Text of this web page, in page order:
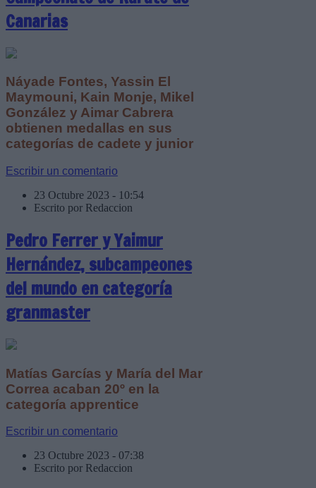
Canarias
Náyade Fontes, Yassin El
Maymouni, Kain Monje, Mikel
González y Aimar Cabrera
obtienen medallas en sus
categorías de cadete y junior
Escribir un comentario
23 Octubre 2023 - 10:54
Escrito por Redaccion
Pedro Ferrer y Yaimur
Hernández, subcampeones
del mundo en categoría
granmaster
Matías Garcías y María del Mar
Correa acaban 20º en la
categoría apprentice
Escribir un comentario
23 Octubre 2023 - 07:38
Escrito por Redaccion